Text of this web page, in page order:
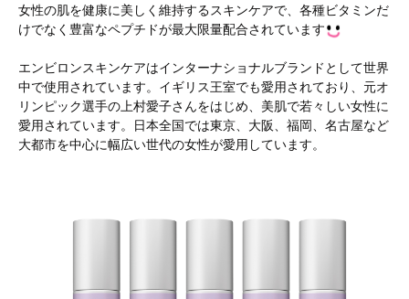
女性の肌を健康に美しく維持するスキンケアで、各種ビタミンだ
けでなく豊富なペプチドが最大限量配合されています
エンビロンスキンケアはインターナショナルブランドとして世界
中で使用されています。イギリス王室でも愛用されており、元オ
リンピック選手の上村愛子さんをはじめ、美肌で若々しい女性に
愛用されています。日本全国では東京、大阪、福岡、名古屋など
大都市を中心に幅広い世代の女性が愛用しています。